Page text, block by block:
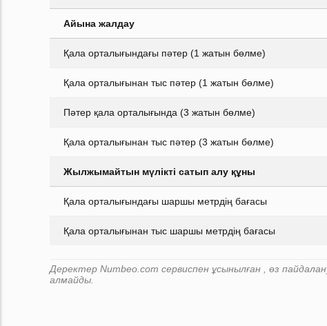
Айына жалдау
Қала орталығындағы пәтер (1 жатын бөлме)
Қала орталығынан тыс пәтер (1 жатын бөлме)
Пәтер қала орталығында (3 жатын бөлме)
Қала орталығынан тыс пәтер (3 жатын бөлме)
Жылжымайтын мүлікті сатып алу құны
Қала орталығындағы шаршы метрдің бағасы
Қала орталығынан тыс шаршы метрдің бағасы
Деректер Numbeo.com сервиспен ұсынылған , өз
алмайды.